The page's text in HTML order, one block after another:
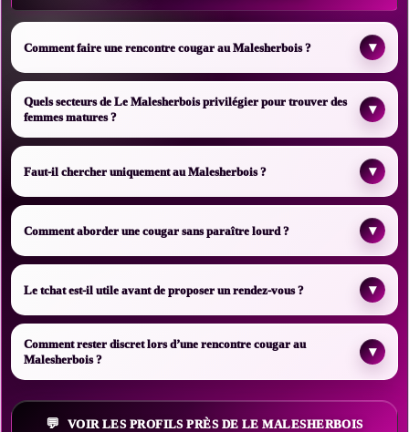
Comment faire une rencontre cougar au Malesherbois ? ▾
Quels secteurs de Le Malesherbois privilégier pour trouver des
femmes matures ?
▾
Faut-il chercher uniquement au Malesherbois ? ▾
Comment aborder une cougar sans paraître lourd ? ▾
Le tchat est-il utile avant de proposer un rendez-vous ? ▾
Comment rester discret lors d’une rencontre cougar au
Malesherbois ?
▾
VOIR LES PROFILS PRÈS DE LE MALESHERBOIS